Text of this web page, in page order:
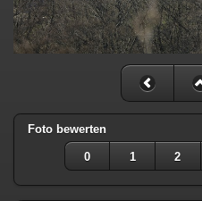
Foto bewerten
0 1 2